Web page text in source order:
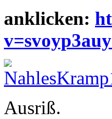
anklicken:
Ausriß.